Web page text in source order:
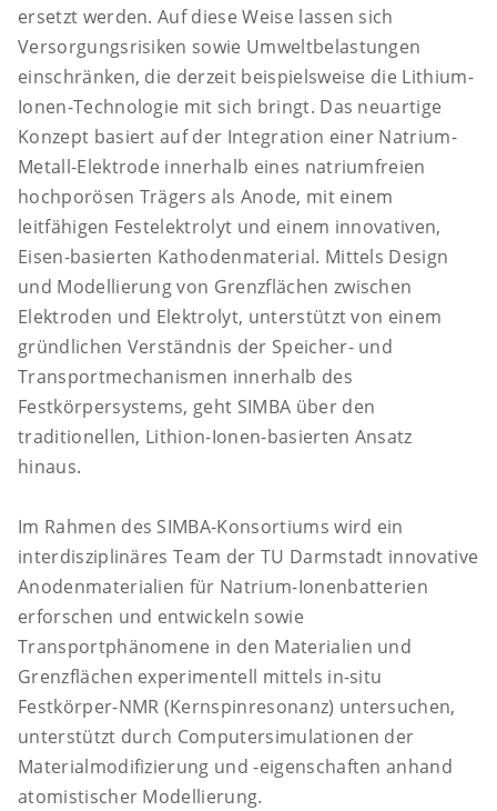
ersetzt werden. Auf diese Weise lassen sich
Versorgungsrisiken sowie Umweltbelastungen
einschränken, die derzeit beispielsweise die Lithium-
Ionen-Technologie mit sich bringt. Das neuartige
Konzept basiert auf der Integration einer Natrium-
Metall-Elektrode innerhalb eines natriumfreien
hochporösen Trägers als Anode, mit einem
leitfähigen Festelektrolyt und einem innovativen,
Eisen-basierten Kathodenmaterial. Mittels Design
und Modellierung von Grenzflächen zwischen
Elektroden und Elektrolyt, unterstützt von einem
gründlichen Verständnis der Speicher- und
Transportmechanismen innerhalb des
Festkörpersystems, geht SIMBA über den
traditionellen, Lithion-Ionen-basierten Ansatz
hinaus.
Im Rahmen des SIMBA-Konsortiums wird ein
interdisziplinäres Team der TU Darmstadt innovative
Anodenmaterialien für Natrium-Ionenbatterien
erforschen und entwickeln sowie
Transportphänomene in den Materialien und
Grenzflächen experimentell mittels in-situ
Festkörper-NMR (Kernspinresonanz) untersuchen,
unterstützt durch Computersimulationen der
Materialmodifizierung und -eigenschaften anhand
atomistischer Modellierung.